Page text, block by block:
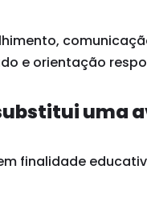
e orientação
uma
finalidade